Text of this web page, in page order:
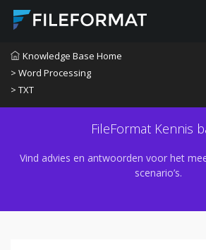
Knowledge Base Home
> Word Processing
> TXT
FileFormat Kennis
Vind advies en antwoorden voor het
scenario’s.